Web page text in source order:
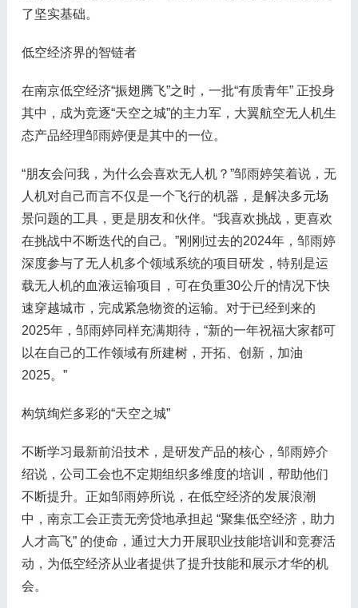
了坚实基础。
低空经济界的智链者
在南京低空经济“振翅腾飞”之时，一批“有质青年” 正投身
其中，成为竞逐“天空之城”的主力军，大翼航空无人机生
态产品经理邹雨婷便是其中的一位。
“朋友会问我，为什么会喜欢无人机？”邹雨婷笑着说，无
人机对自己而言不仅是一个飞行的机器，是解决多元场
景问题的工具，更是朋友和伙伴。“我喜欢挑战，更喜欢
在挑战中不断迭代的自己。”刚刚过去的2024年，邹雨婷
深度参与了无人机多个领域系统的项目研发，特别是运
载无人机的血液运输项目，可在负重30公斤的情况下快
速穿越城市，完成紧急物资的运输。对于已经到来的
2025年，邹雨婷同样充满期待，“新的一年祝福大家都可
以在自己的工作领域有所建树，开拓、创新，加油
2025。”
构筑绚烂多彩的“天空之城”
不断学习最新前沿技术，是研发产品的核心，邹雨婷介
绍说，公司工会也不定期组织多维度的培训，帮助他们
不断提升。正如邹雨婷所说，在低空经济的发展浪潮
中，南京工会正责无旁贷地承担起 “聚集低空经济，助力
人才高飞” 的使命，通过大力开展职业技能培训和竞赛活
动，为低空经济从业者提供了提升技能和展示才华的机
会。